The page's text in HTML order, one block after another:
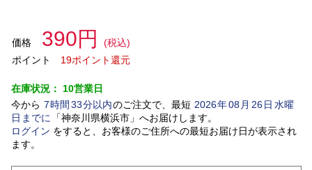
価格 390円
(税込)
ポイント
19ポイント還元
在庫状況： 10営業日
今から 7時間 33分以内のご注文で、最短 2026年08 月 26日水曜
日 までに 「神奈川県横浜市」 へお届けします。
ログイン をすると、お客様のご住所への最短お届け日が表示され
ます。